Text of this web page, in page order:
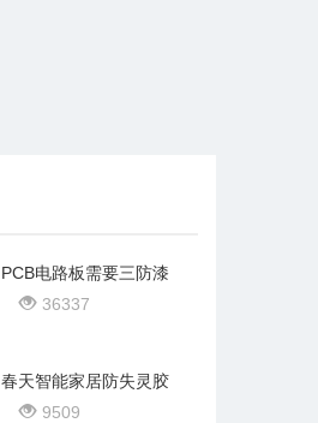
PCB电路板需要三防漆
36337
春天智能家居防失灵胶
9509